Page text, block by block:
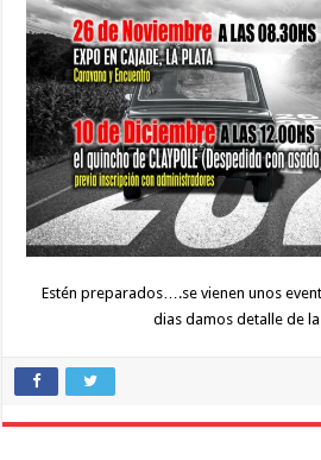
Estén preparados….se vienen unos
dias damos detalle de la